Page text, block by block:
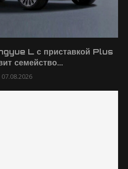
L с приставкой Plus
семейство...
07.08.2026